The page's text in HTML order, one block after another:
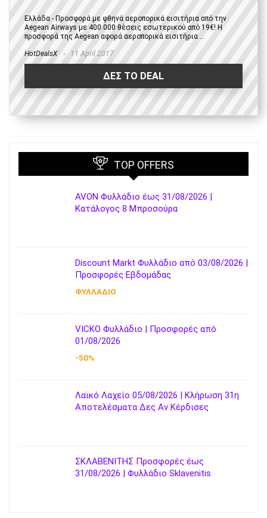
Ελλάδα - Προσφορά με φθηνά αεροπορικά εισιτήρια από την
Aegean Airways με 400.000 θέσεις εσωτερικού από 19€! Η
προσφορά της Aegean αφορά αεροπορικά εισιτήρια ...
HotDealsX 11 April 2017
ΔΕΣ ΤΟ DEAL
TOP OFFERS
AVON Φυλλάδιο έως 31/08/2026 |
Κατάλογος 8 Μπροσούρα
Discount Markt Φυλλάδιο από 03/08/2026 |
Προσφορές Εβδομάδας
ΦΥΛΛΑΔΙΟ
VICKO Φυλλάδιο | Προσφορές από
01/08/2026
-50%
Λαϊκό Λαχείο 05/08/2026 | Κλήρωση 31η
Αποτελέσματα Δες Αν Κέρδισες
ΣΚΛΑΒΕΝΙΤΗΣ Προσφορές έως
31/08/2026 | Φυλλάδιο Sklavenitis